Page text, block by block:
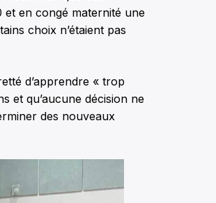
et en congé maternité une
choix n’étaient pas
d’apprendre « trop
et qu’aucune décision ne
des nouveaux